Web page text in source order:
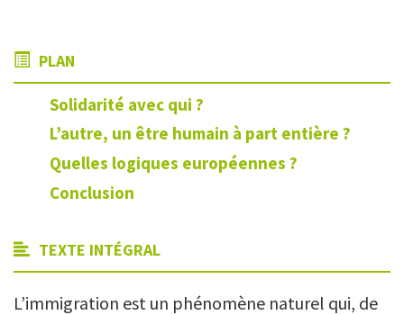
PLAN
Solidarité avec qui ?
L’autre, un être humain à part entière ?
Quelles logiques européennes ?
Conclusion
TEXTE INTÉGRAL
L’immigration est un phénomène naturel qui, de